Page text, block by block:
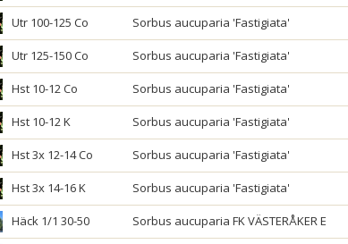
Utr 100-125 Co Sorbus aucuparia 'Fastigiata'
Utr 125-150 Co Sorbus aucuparia 'Fastigiata'
Hst 10-12 Co Sorbus aucuparia 'Fastigiata'
Hst 10-12 K Sorbus aucuparia 'Fastigiata'
Hst 3x 12-14 Co Sorbus aucuparia 'Fastigiata'
Hst 3x 14-16 K Sorbus aucuparia 'Fastigiata'
Häck 1/1 30-50 Sorbus aucuparia FK VÄSTERÅKER E